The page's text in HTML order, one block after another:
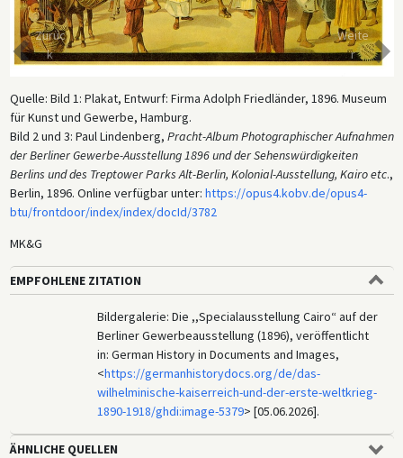
Zurüc
k
Weite
r
Quelle: Bild 1: Plakat, Entwurf: Firma Adolph Friedländer, 1896. Museum
für Kunst und Gewerbe, Hamburg.
Bild 2 und 3: Paul Lindenberg, Pracht-Album Photographischer Aufnahmen
der Berliner Gewerbe-Ausstellung 1896 und der Sehenswürdigkeiten
Berlins und des Treptower Parks Alt-Berlin, Kolonial-Ausstellung, Kairo etc.,
Berlin, 1896. Online verfügbar unter: https://opus4.kobv.de/opus4-
btu/frontdoor/index/index/docId/3782
MK&G
EMPFOHLENE ZITATION
Bildergalerie: Die ,,Specialausstellung Cairo“ auf der
Berliner Gewerbeausstellung (1896), veröffentlicht
in: German History in Documents and Images,
<https://germanhistorydocs.org/de/das-
wilhelminische-kaiserreich-und-der-erste-weltkrieg-
1890-1918/ghdi:image-5379> [05.06.2026].
ÄHNLICHE QUELLEN